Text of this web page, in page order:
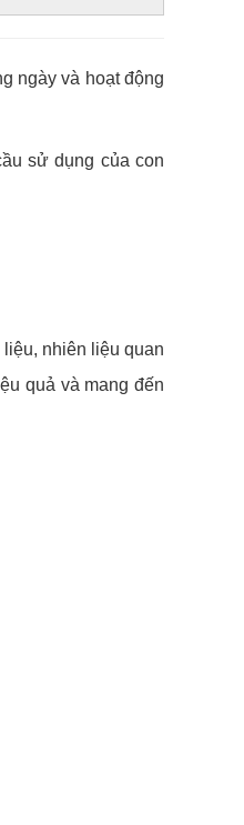
ngày và hoạt động
sử dụng của con
nhiên liệu quan
quả và mang đến